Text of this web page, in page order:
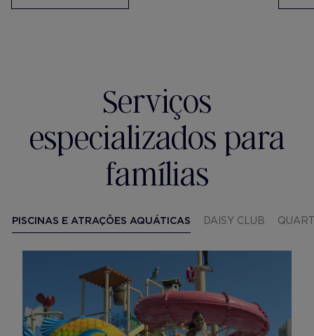
Serviços
especializados para
famílias
PISCINAS E ATRAÇÔES AQUÁTICAS DAISY CLUB